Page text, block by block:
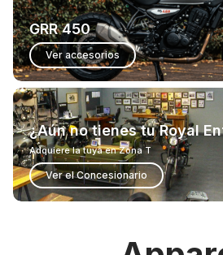
GRR 450
Ver accesorios
¿Aún no tienes tu Royal
Adquiere la tuya en Zona T
Ver el Concesionario